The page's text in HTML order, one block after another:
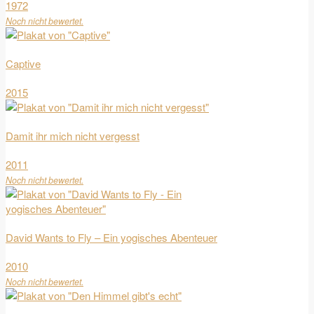
1972
Noch nicht bewertet.
Captive
2015
Damit ihr mich nicht vergesst
2011
Noch nicht bewertet.
David Wants to Fly – Ein yogisches Abenteuer
2010
Noch nicht bewertet.